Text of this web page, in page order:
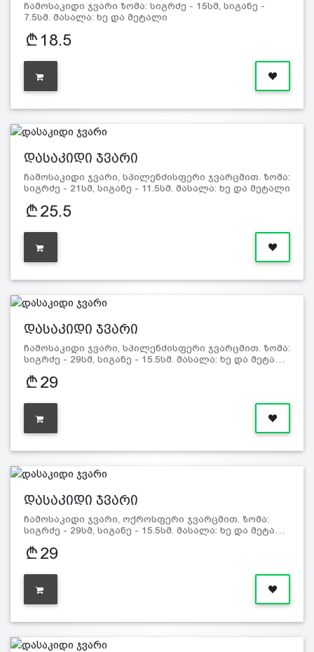
ჩამოსაკიდი ჯვარი ზომა: სიგრძე - 15სმ, სიგანე -
7.5სმ. მასალა: ხე და მეტალი
18.5
დასაკიდი ჯვარი
ჩამოსაკიდი ჯვარი, სპილენძისფერი ჯვარცმით. ზომა:
სიგრძე - 21სმ, სიგანე - 11.5სმ. მასალა: ხე და მეტალი
25.5
დასაკიდი ჯვარი
ჩამოსაკიდი ჯვარი, სპილენძისფერი ჯვარცმით. ზომა:
სიგრძე - 29სმ, სიგანე - 15.5სმ. მასალა: ხე და მეტა…
29
დასაკიდი ჯვარი
ჩამოსაკიდი ჯვარი, ოქროსფერი ჯვარცმით. ზომა:
სიგრძე - 29სმ, სიგანე - 15.5სმ. მასალა: ხე და მეტა…
29